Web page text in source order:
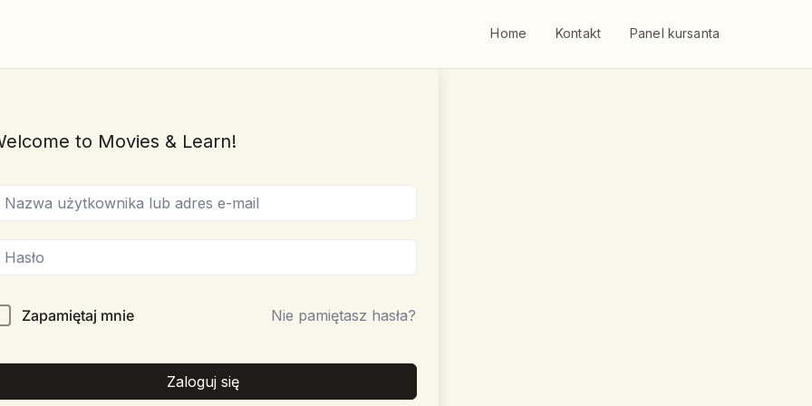
Home Kontakt Panel kursanta
to Movies & Learn!
Zapamiętaj mnie Nie pamiętasz hasła?
Zaloguj się